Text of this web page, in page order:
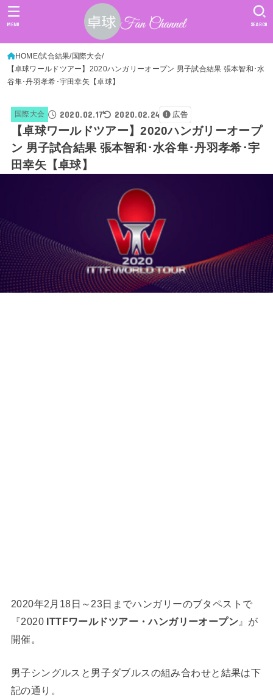
SEARCH
MENU
HOME 試合結果 国際大会
【卓球ワールドツアー】2020ハンガリーオープン 男子試合結果 張本智和･水
谷隼･丹羽孝希･宇田幸矢【卓球】
国際大会 2020.02.17 2020.02.24 広告
【卓球ワールドツアー】2020ハンガリーオープ
ン 男子試合結果 張本智和･水谷隼･丹羽孝希･宇
田幸矢【卓球】
2020年2月18日～23日までハンガリーのブタペストで
『2020 ITTFワールドツアー・ハンガリーオープン 』が
開催。
男子シングルスと男子ダブルスの組み合わせと結果は下
記の通り。